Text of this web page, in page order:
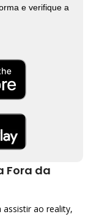
e verifique a
Fora da
assistir ao reality,